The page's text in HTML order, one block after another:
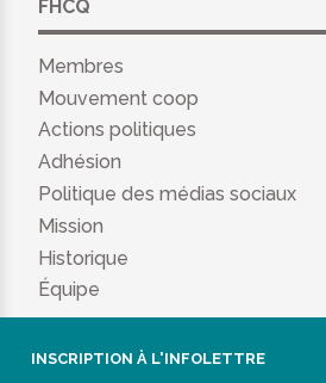
FHCQ
Membres
Mouvement coop
Actions politiques
Adhésion
Politique des médias sociaux
Mission
Historique
Équipe
INSCRIPTION À L'INFOLETTRE